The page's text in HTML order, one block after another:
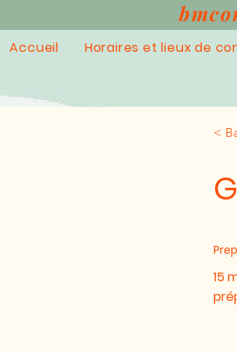
Accueil Horaires et lieux de
<
15